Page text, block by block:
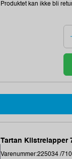
Produktet kan ikke bli
Tartan Klistrelapper
Varenummer:225034 /